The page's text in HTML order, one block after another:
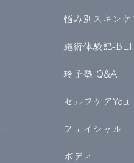
悩み別スキンケ
施術体験記-
玲子塾 Q&A
セルフケア
フェイシャル
ボディ